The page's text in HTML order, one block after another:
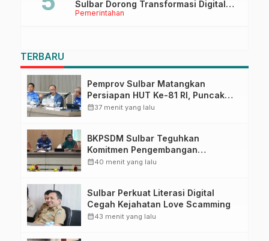
Pemerintahan
Sulbar Dorong Transformasi Digital
Sistem Kehadiran ASN
TERBARU
Pemprov Sulbar Matangkan
Persiapan HUT Ke-81 RI, Puncak
Upacara di Lapangan Ahmad
calendar_month37 menit yang lalu
BKPSDM Sulbar Teguhkan
Komitmen Pengembangan
Kompetensi ASN melalui
calendar_month40 menit yang lalu
Sulbar Perkuat Literasi Digital
Cegah Kejahatan Love Scamming
calendar_month43 menit yang lalu